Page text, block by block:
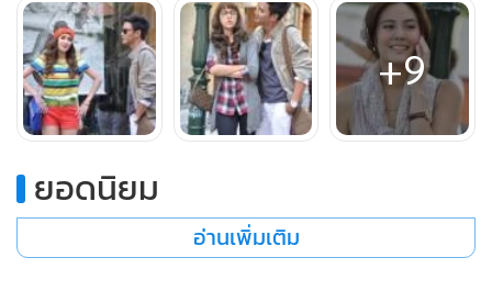
“อยากรู้นักว่าคราวนี้จะมาง้อเราวิธีไหน”
บัวยิ้มพึงใจ
+ + + + + + + + + + + +
เมื่อการ์ตูนเดินกลับออกมา รัญถามทันที
“คุณบัวไม่ยอมพบผมใช่มั้ยครับ”
“ไม่ใช่ค่ะ บัวเค้าบอกว่าเข้าไปได้เลยค่ะ”
“ขอบคุณมากครับ”
รัญยิ้มให้ ลุกเดินออกไป การ์ตูนภาวนา
+9
ยอดนิยม
อ่านเพิ่มเติม